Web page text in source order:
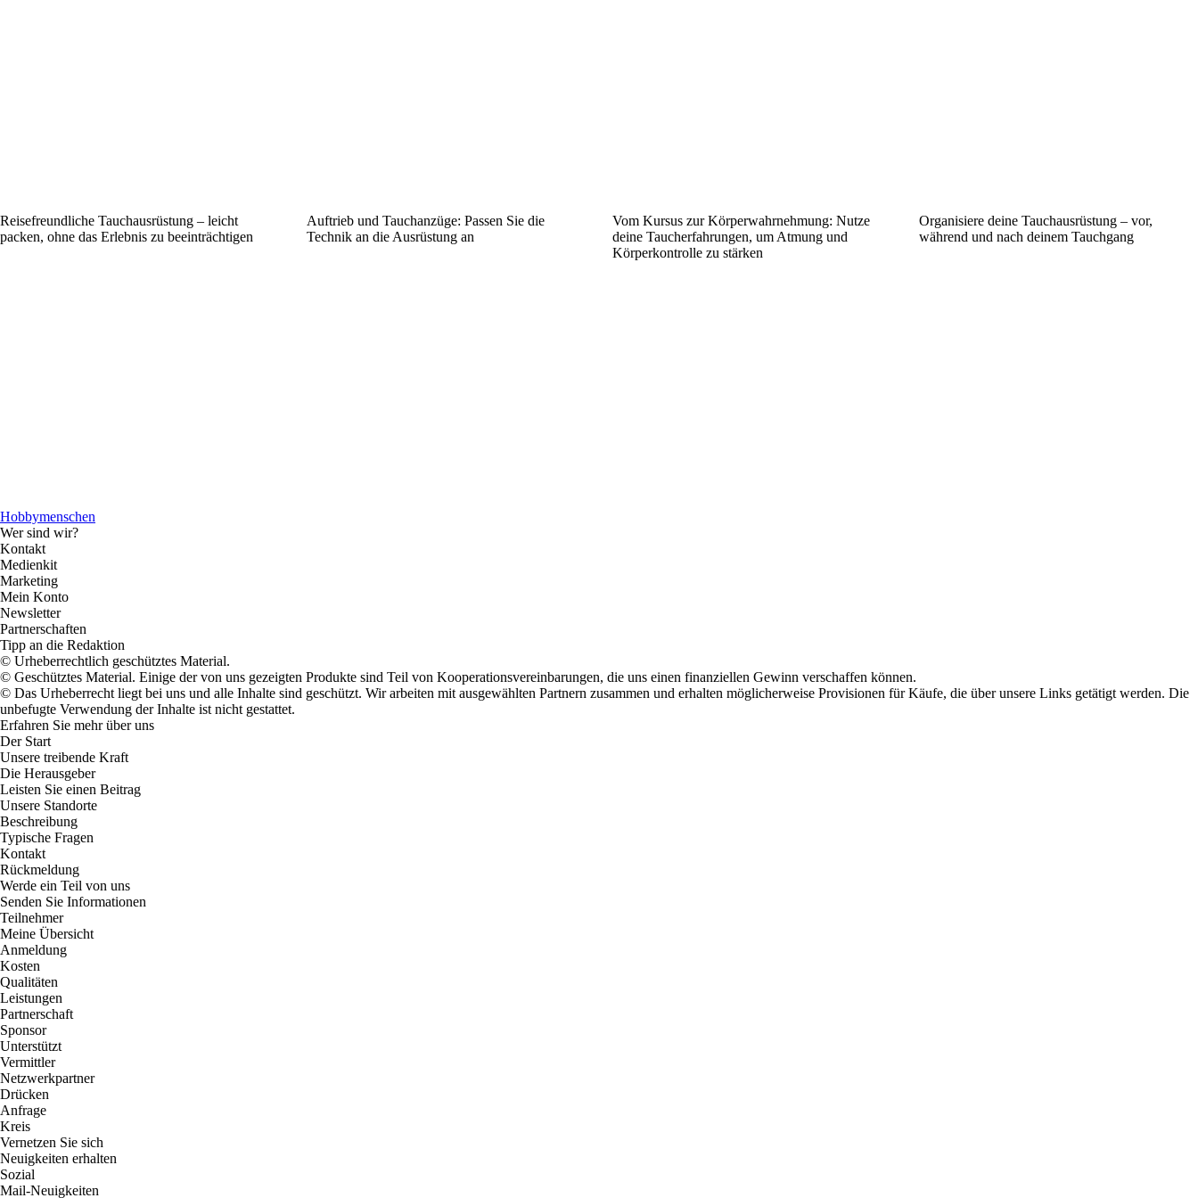
Reisefreundliche Tauchausrüstung – leicht
packen, ohne das Erlebnis zu beeinträchtigen
Auftrieb und Tauchanzüge: Passen Sie die
Technik an die Ausrüstung an
Vom Kursus zur Körperwahrnehmung: Nutze
deine Taucherfahrungen, um Atmung und
Körperkontrolle zu stärken
Organisiere deine Tauchausrüstung – vor,
während und nach deinem Tauchgang
Hobbymenschen
Wer sind wir?
Kontakt
Medienkit
Marketing
Mein Konto
Newsletter
Partnerschaften
Tipp an die Redaktion
© Urheberrechtlich geschütztes Material.
© Geschütztes Material. Einige der von uns gezeigten Produkte sind Teil von Kooperationsvereinbarungen, die uns einen finanziellen Gewinn verschaffen können.
© Das Urheberrecht liegt bei uns und alle Inhalte sind geschützt. Wir arbeiten mit ausgewählten Partnern zusammen und erhalten möglicherweise Provisionen für Käufe, die über unsere Links getätigt werden. Die
unbefugte Verwendung der Inhalte ist nicht gestattet.
Erfahren Sie mehr über uns
Der Start
Unsere treibende Kraft
Die Herausgeber
Leisten Sie einen Beitrag
Unsere Standorte
Beschreibung
Typische Fragen
Kontakt
Rückmeldung
Werde ein Teil von uns
Senden Sie Informationen
Teilnehmer
Meine Übersicht
Anmeldung
Kosten
Qualitäten
Leistungen
Partnerschaft
Sponsor
Unterstützt
Vermittler
Netzwerkpartner
Drücken
Anfrage
Kreis
Vernetzen Sie sich
Neuigkeiten erhalten
Sozial
Mail-Neuigkeiten